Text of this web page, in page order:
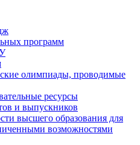
программ
олимпиады, проводимые
ресурсы
и выпускников
высшего образования для
возможностями